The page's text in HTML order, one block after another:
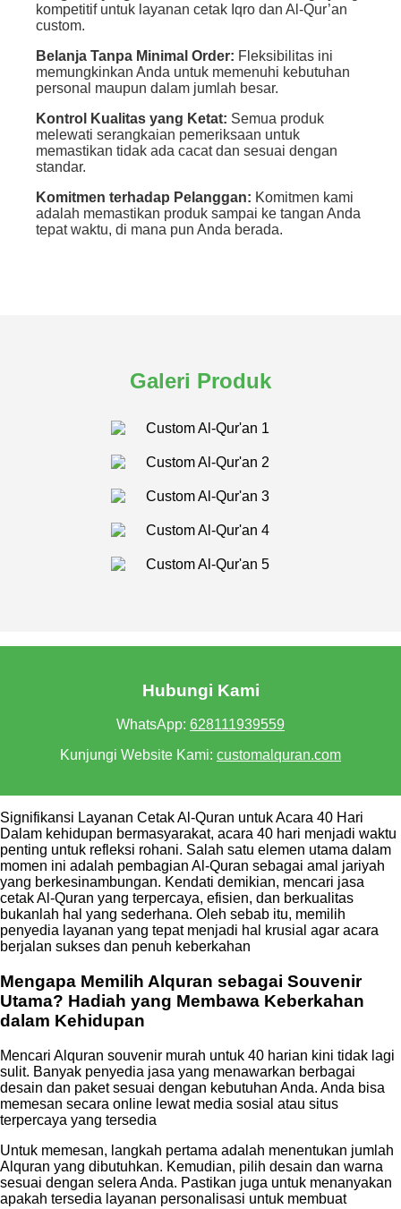
kompetitif untuk layanan cetak Iqro dan Al-Qur’an
custom.
Belanja Tanpa Minimal Order: Fleksibilitas ini
memungkinkan Anda untuk memenuhi kebutuhan
personal maupun dalam jumlah besar.
Kontrol Kualitas yang Ketat: Semua produk
melewati serangkaian pemeriksaan untuk
memastikan tidak ada cacat dan sesuai dengan
standar.
Komitmen terhadap Pelanggan: Komitmen kami
adalah memastikan produk sampai ke tangan Anda
tepat waktu, di mana pun Anda berada.
Galeri Produk
Hubungi Kami
WhatsApp: 628111939559
Kunjungi Website Kami: customalquran.com
Signifikansi Layanan Cetak Al-Quran untuk Acara 40 Hari
Dalam kehidupan bermasyarakat, acara 40 hari menjadi waktu
penting untuk refleksi rohani. Salah satu elemen utama dalam
momen ini adalah pembagian Al-Quran sebagai amal jariyah
yang berkesinambungan. Kendati demikian, mencari jasa
cetak Al-Quran yang terpercaya, efisien, dan berkualitas
bukanlah hal yang sederhana. Oleh sebab itu, memilih
penyedia layanan yang tepat menjadi hal krusial agar acara
berjalan sukses dan penuh keberkahan
Mengapa Memilih Alquran sebagai Souvenir
Utama? Hadiah yang Membawa Keberkahan
dalam Kehidupan
Mencari Alquran souvenir murah untuk 40 harian kini tidak lagi
sulit. Banyak penyedia jasa yang menawarkan berbagai
desain dan paket sesuai dengan kebutuhan Anda. Anda bisa
memesan secara online lewat media sosial atau situs
terpercaya yang tersedia
Untuk memesan, langkah pertama adalah menentukan jumlah
Alquran yang dibutuhkan. Kemudian, pilih desain dan warna
sesuai dengan selera Anda. Pastikan juga untuk menanyakan
apakah tersedia layanan personalisasi untuk membuat